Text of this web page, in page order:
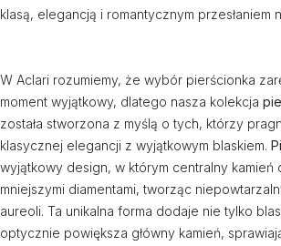
klasą, elegancją i romantycznym przesłaniem
W Aclari rozumiemy, że wybór pierścionka
moment wyjątkowy, dlatego nasza kolekcja
została stworzona z myślą o tych, którzy
klasycznej elegancji z wyjątkowym blaskiem.
wyjątkowy design, w którym centralny kamień
mniejszymi diamentami, tworząc
aureoli. Ta unikalna forma dodaje nie tylko
optycznie powiększa główny kamień,